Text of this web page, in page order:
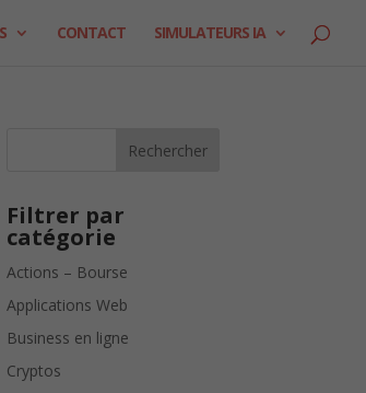
CONTACT SIMULATEURS IA
Rechercher
Filtrer par
catégorie
Actions – Bourse
Applications Web
Business en ligne
Cryptos